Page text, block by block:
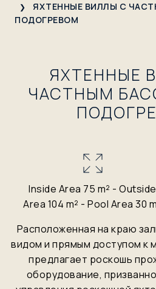
ЯХТЕННЫЕ ВИЛЛЫ С
ПОДОГРЕВОМ
ЯХТЕННЫЕ
ЧАСТНЫМ
Inside Area 75 m² - Outside
Area 104 m² - Pool Area 30
Расположенная на краю
видом и прямым доступом к
предлагает роскошь
оборудование,